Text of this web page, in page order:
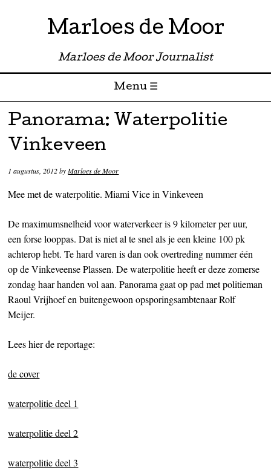
Marloes de Moor
Marloes de Moor Journalist
Menu ☰
Skip to content
Panorama: Waterpolitie
Vinkeveen
1 augustus, 2012byMarloes de Moor
Mee met de waterpolitie. Miami Vice in Vinkeveen
De maximumsnelheid voor waterverkeer is 9 kilometer per uur,
een forse looppas. Dat is niet al te snel als je een kleine 100 pk
achterop hebt. Te hard varen is dan ook overtreding nummer één
op de Vinkeveense Plassen. De waterpolitie heeft er deze zomerse
zondag haar handen vol aan. Panorama gaat op pad met politieman
Raoul Vrijhoef en buitengewoon opsporingsambtenaar Rolf
Meijer.
Lees hier de reportage:
de cover
waterpolitie deel 1
waterpolitie deel 2
waterpolitie deel 3